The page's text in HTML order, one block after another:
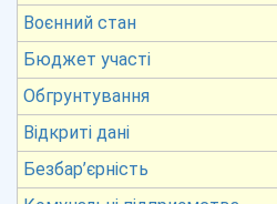
Воєнний стан
Бюджет участі
Обгрунтування
Відкриті дані
Безбар’єрність